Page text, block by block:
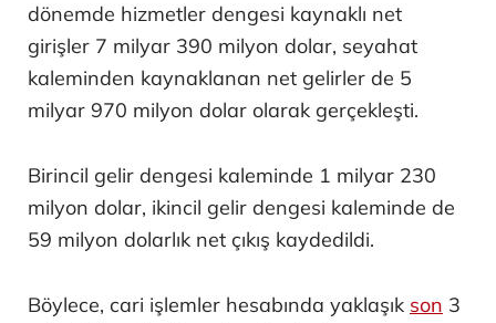
dönemde hizmetler dengesi kaynaklı net
girişler 7 milyar 390 milyon dolar, seyahat
kaleminden kaynaklanan net gelirler de 5
milyar 970 milyon dolar olarak gerçekleşti.
Birincil gelir dengesi kaleminde 1 milyar 230
milyon dolar, ikincil gelir dengesi kaleminde de
59 milyon dolarlık net çıkış kaydedildi.
Böylece, cari işlemler hesabında yaklaşık son 3